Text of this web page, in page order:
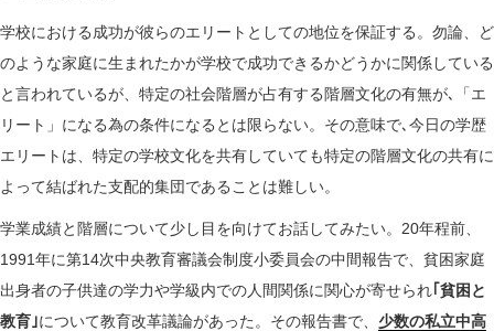
学校における成功が彼らのエリートとしての地位を保証する。勿論、ど
のような家庭に生まれたかが学校で成功できるかどうかに関係している
と言われているが、特定の社会階層が占有する階層文化の有無が､「エ
リート」になる為の条件になるとは限らない。その意味で､今日の学歴
エリートは、特定の学校文化を共有していても特定の階層文化の共有に
よって結ばれた支配的集団であることは難しい。
学業成績と階層について少し目を向けてお話してみたい。20年程前、
1991年に第14次中央教育審議会制度小委員会の中間報告で、貧困家庭
出身者の子供達の学力や学級内での人間関係に関心が寄せられ ｢貧困と
教育｣について教育改革議論があった。その報告書で、 少数の私立中高